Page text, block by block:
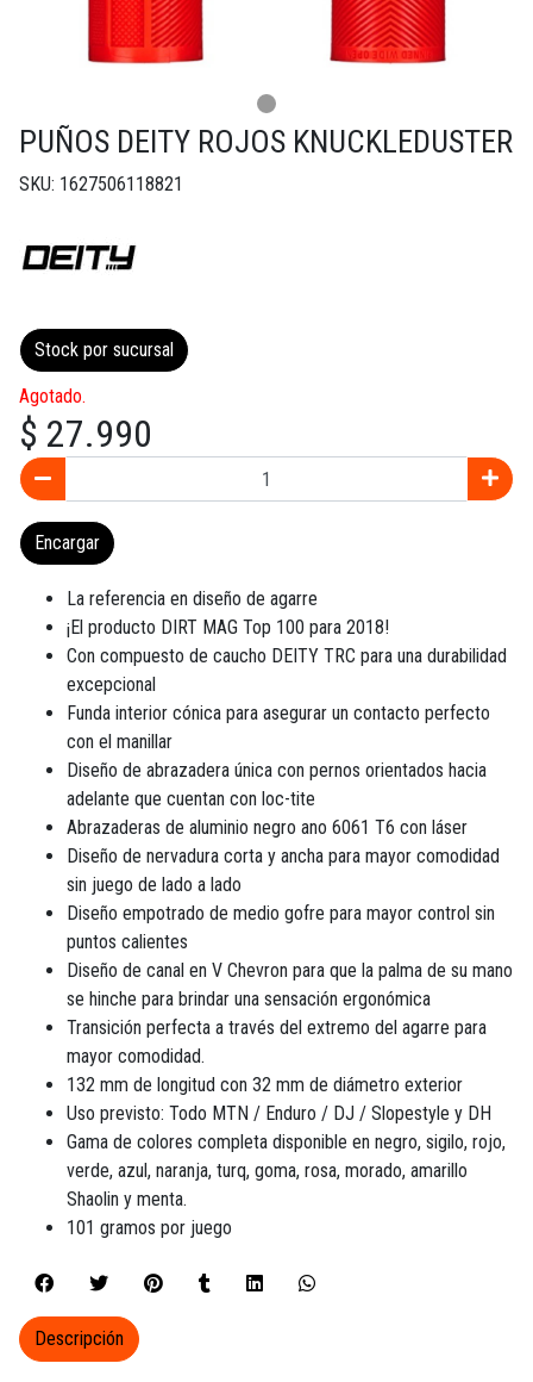
PUÑOS DEITY ROJOS KNUCKLEDUSTER
SKU: 1627506118821
Stock por sucursal
Agotado.
$ 27.990
Encargar
La referencia en diseño de agarre
¡El producto DIRT MAG Top 100 para 2018!
Con compuesto de caucho DEITY TRC para una durabilidad
excepcional
Funda interior cónica para asegurar un contacto perfecto
con el manillar
Diseño de abrazadera única con pernos orientados hacia
adelante que cuentan con loc-tite
Abrazaderas de aluminio negro ano 6061 T6 con láser
Diseño de nervadura corta y ancha para mayor comodidad
sin juego de lado a lado
Diseño empotrado de medio gofre para mayor control sin
puntos calientes
Diseño de canal en V Chevron para que la palma de su mano
se hinche para brindar una sensación ergonómica
Transición perfecta a través del extremo del agarre para
mayor comodidad.
132 mm de longitud con 32 mm de diámetro exterior
Uso previsto: Todo MTN / Enduro / DJ / Slopestyle y DH
Gama de colores completa disponible en negro, sigilo, rojo,
verde, azul, naranja, turq, goma, rosa, morado, amarillo
Shaolin y menta.
101 gramos por juego
Descripción